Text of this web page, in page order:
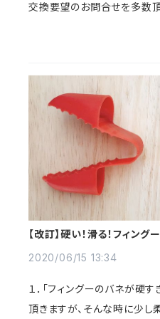
交換要望のお問合せを多数頂
プランニング（KY・Planning
【改訂】硬い！滑る！フィン
2020/06/15 13:34
１．「フィングーのバネが硬
頂きますが、そんな時に少し